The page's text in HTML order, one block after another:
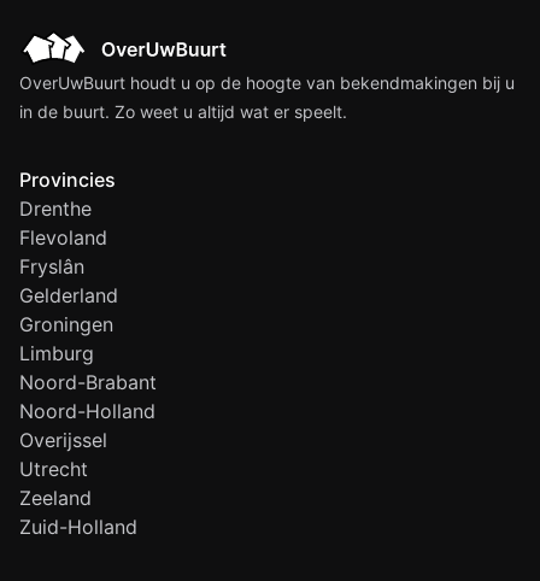
OverUwBuurt houdt u op de hoogte van bekendmakingen bij u
in de buurt. Zo weet u altijd wat er speelt.
Provincies
Drenthe
Flevoland
Fryslân
Gelderland
Groningen
Limburg
Noord-Brabant
Noord-Holland
Overijssel
Utrecht
Zeeland
Zuid-Holland